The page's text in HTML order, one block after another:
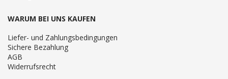
WARUM BEI UNS KAUFEN
Liefer- und Zahlungsbedingungen
Sichere Bezahlung
AGB
Widerrufsrecht